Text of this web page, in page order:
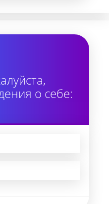
о себе: